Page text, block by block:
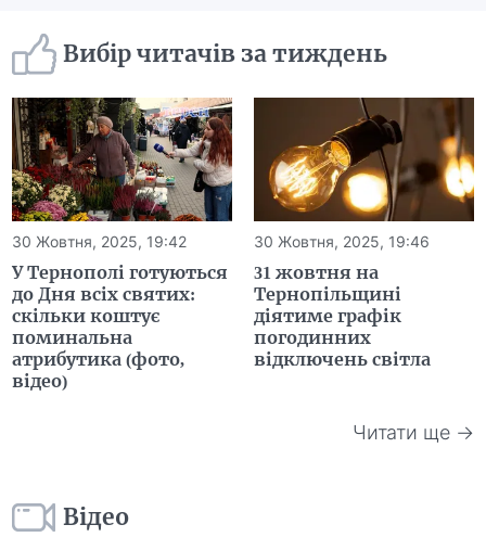
Вибір читачів за тиждень
30 Жовтня, 2025, 19:42
У Тернополі готуються
до Дня всіх святих:
скільки коштує
поминальна
атрибутика (фото,
відео)
30 Жовтня, 2025, 19:46
31 жовтня на
Тернопільщині
діятиме графік
погодинних
відключень світла
Читати ще →
Відео